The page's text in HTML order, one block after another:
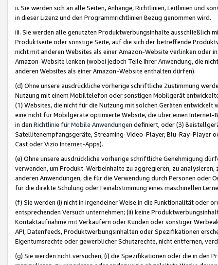
ii. Sie werden sich an alle Seiten, Anhänge, Richtlinien, Leitlinien und
in dieser Lizenz und den Programmrichtlinien Bezug genommen wird.
iii. Sie werden alle genutzten Produktwerbungsinhalte ausschließlich
Produktseite oder sonstige Seite, auf die sich der betreffende
nicht mit anderen Websites als einer Amazon-Website verlinken oder
Amazon-Website lenken (wobei jedoch Teile Ihrer Anwendung, die
anderen Websites als einer Amazon-Website enthalten dürfen).
(d) Ohne unsere ausdrückliche vorherige schriftliche Zustimmung
Nutzung mit einem Mobiltelefon oder sonstigen Mobilgerät
(1) Websites, die nicht für die Nutzung mit solchen Geräten
eine nicht für Mobilgeräte optimierte Website, die über einen
in den Richtlinie für Mobile Anwendungen definiert, oder (3)
Satellitenempfangsgeräte, Streaming-Video-Player, Blu-Ray-Player
Cast oder Vizio Internet-Apps).
(e) Ohne unsere ausdrückliche vorherige schriftliche Genehmigung
verwenden, um Produkt-Werbeinhalte zu aggregieren, zu
anderen Anwendungen, die für die Verwendung durch Personen
für die direkte Schulung oder Feinabstimmung eines maschinellen
(f) Sie werden (i) nicht in irgendeiner Weise in die Funktionalität oder
entsprechenden Versuch unternehmen; (ii) keine
Kontaktaufnahme mit Verkäufern oder Kunden oder sonstiger
API, Datenfeeds, Produktwerbungsinhalten oder Spezifikationen
Eigentumsrechte oder gewerblicher Schutzrechte, nicht entfernen,
(g) Sie werden nicht versuchen, (i) die Spezifikationen oder die in